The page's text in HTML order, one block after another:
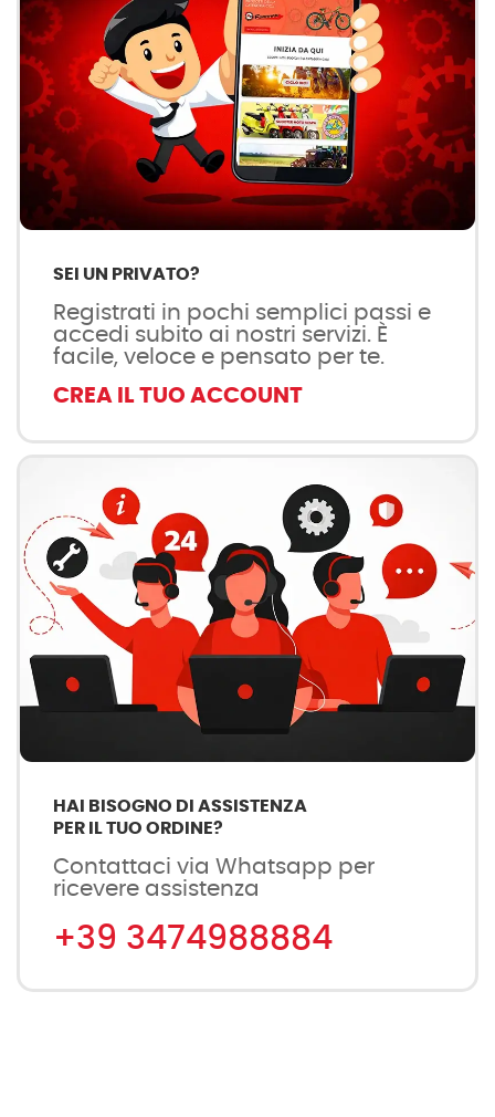
SEI UN PRIVATO?
Registrati in pochi semplici passi e
accedi subito ai nostri servizi. È
facile, veloce e pensato per te.
CREA IL TUO ACCOUNT
HAI BISOGNO DI ASSISTENZA
PER IL TUO ORDINE?
Contattaci via Whatsapp per
ricevere assistenza
+39 3474988884